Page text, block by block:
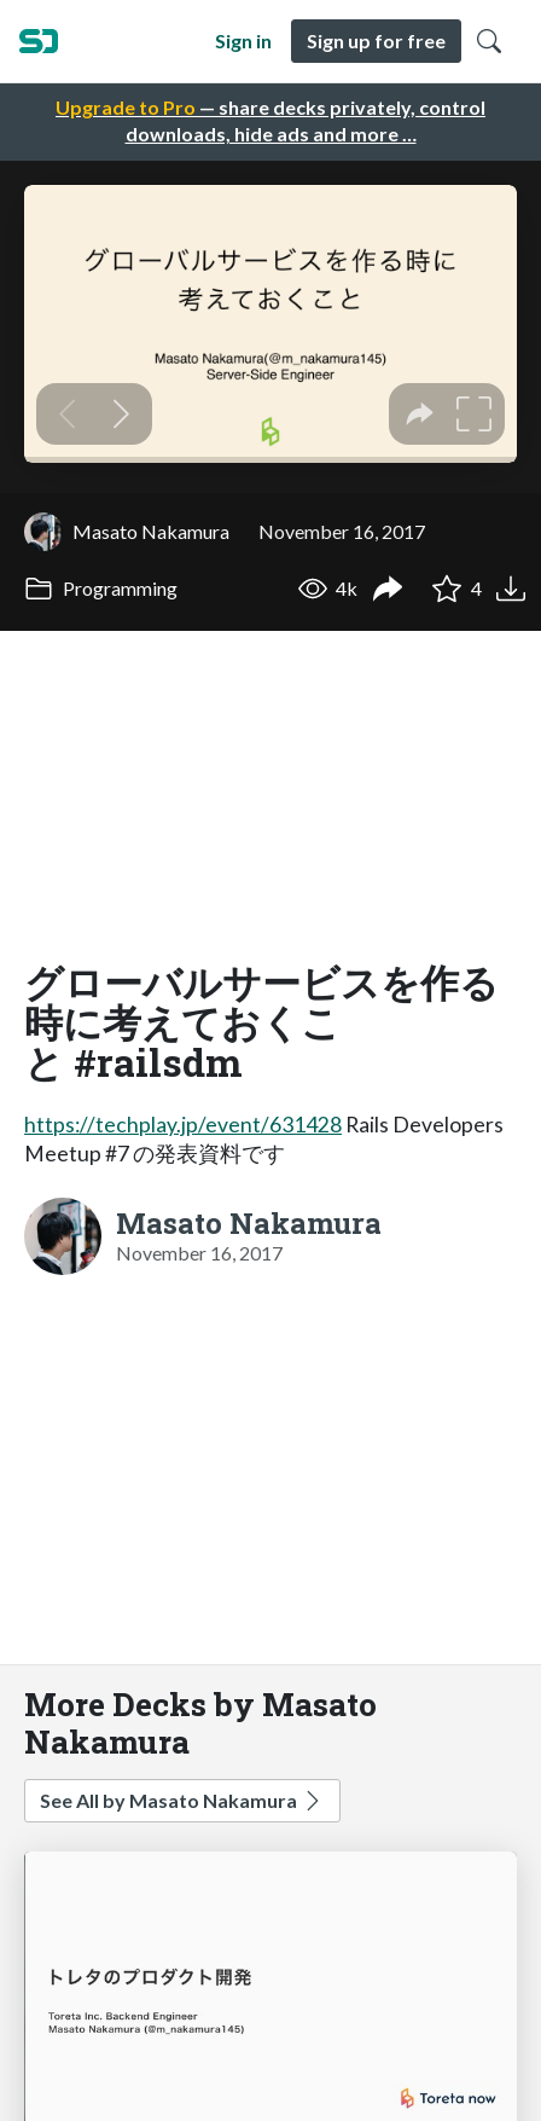
Upgrade to Pro — share decks privately, control
downloads, hide ads and more …
Sign in Sign up for free
Masato Nakamura November 16, 2017
Programming 4k 4
グローバルサービスを作る
時に考えておくこ
と #railsdm
https://techplay.jp/event/631428 Rails Developers
Meetup #7 の発表資料です
Masato Nakamura
November 16, 2017
More Decks by Masato
Nakamura
See All by Masato Nakamura